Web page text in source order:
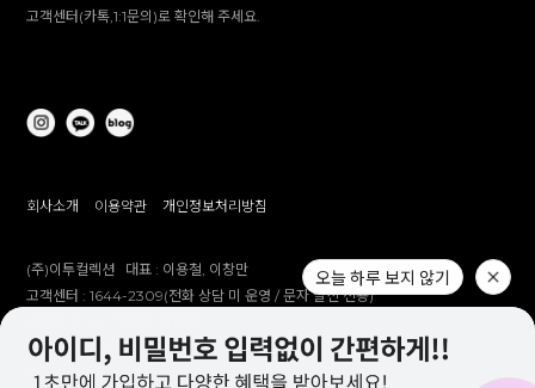
고객센터(카톡,1:1문의)로 확인해 주세요.
회사소개 이용약관 개인정보처리방침
(주)이투컬렉션 대표 : 이용철, 이창만
고객센터 :1644-2309(전화 상담 미 운영 / 문자 발신 전용)
주소 :대구시 남구 대명남로 192
사업자등록번호 :514-81-83305